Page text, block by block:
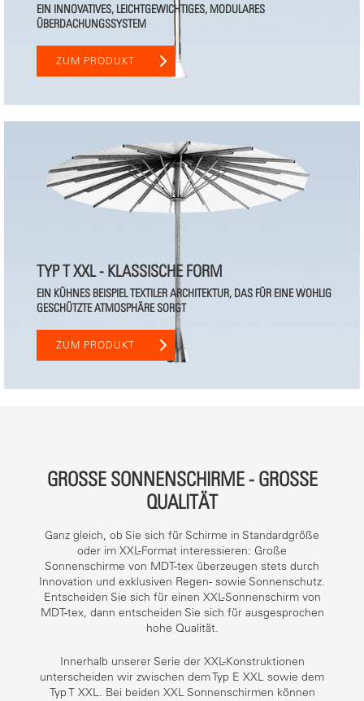
EIN INNOVATIVES, LEICHTGEWICHTIGES, MODULARES
ÜBERDACHUNGSSYSTEM
ZUM PRODUKT
TYP T XXL - KLASSISCHE FORM
EIN KÜHNES BEISPIEL TEXTILER ARCHITEKTUR, DAS FÜR EINE WOHLIG
GESCHÜTZTE ATMOSPHÄRE SORGT
ZUM PRODUKT
GROSSE SONNENSCHIRME - GROSSE QU
ALITÄT
Ganz gleich, ob Sie sich für Schirme in Standardgröße
oder im XXL-Format interessieren: Große
Sonnenschirme von MDT-tex überzeugen stets durch
Innovation und exklusiven Regen- sowie Sonnenschutz.
Entscheiden Sie sich für einen XXL-Sonnenschirm von
MDT-tex, dann entscheiden Sie sich für ausgesprochen
hohe Qualität.
Innerhalb unserer Serie der XXL-Konstruktionen
unterscheiden wir zwischen dem Typ E XXL sowie dem
Typ T XXL. Bei beiden XXL Sonnenschirmen können